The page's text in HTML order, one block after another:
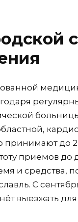
принимают до
приёмов до
и средства,
С
выезжать